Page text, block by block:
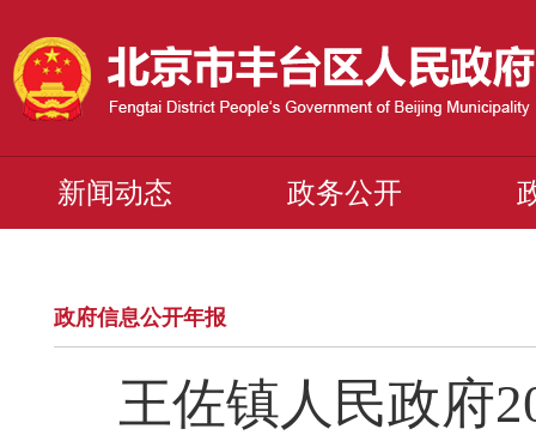
新闻动态 政务公开
政府信息公开年报
王佐镇人民政府